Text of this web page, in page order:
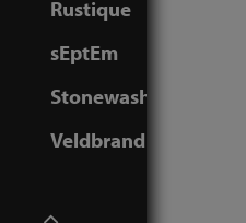
Rustique
sEptEm
Stonewashed
Veldbrand